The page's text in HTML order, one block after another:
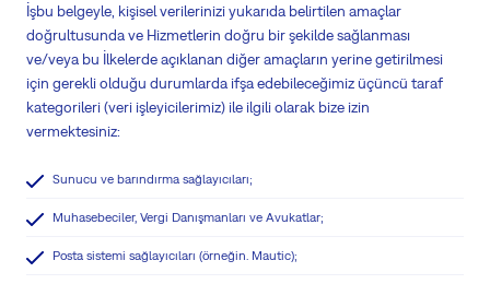
İşbu belgeyle, kişisel verilerinizi yukarıda belirtilen amaçlar
doğrultusunda ve Hizmetlerin doğru bir şekilde sağlanması
ve/veya bu İlkelerde açıklanan diğer amaçların yerine getirilmesi
için gerekli olduğu durumlarda ifşa edebileceğimiz üçüncü taraf
kategorileri (veri işleyicilerimiz) ile ilgili olarak bize izin
vermektesiniz:
Sunucu ve barındırma sağlayıcıları;
Muhasebeciler, Vergi Danışmanları ve Avukatlar;
Posta sistemi sağlayıcıları (örneğin Mautic);